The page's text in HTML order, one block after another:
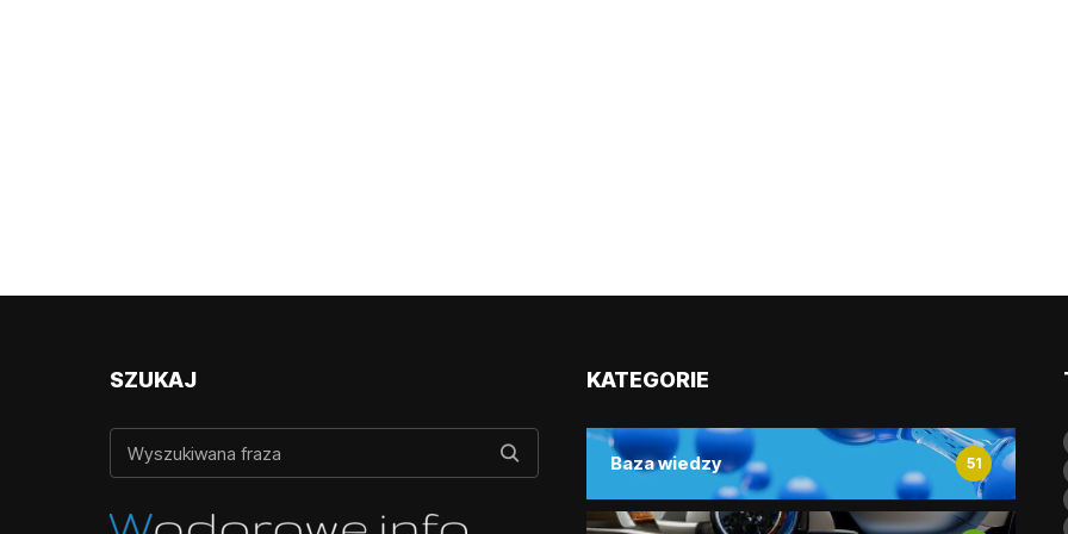
SZUKAJ KATEGORIE
Baza wiedzy 51